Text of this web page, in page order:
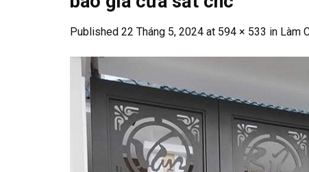
Published 22 Tháng 5, 2024 at 594 × 533 in Làm